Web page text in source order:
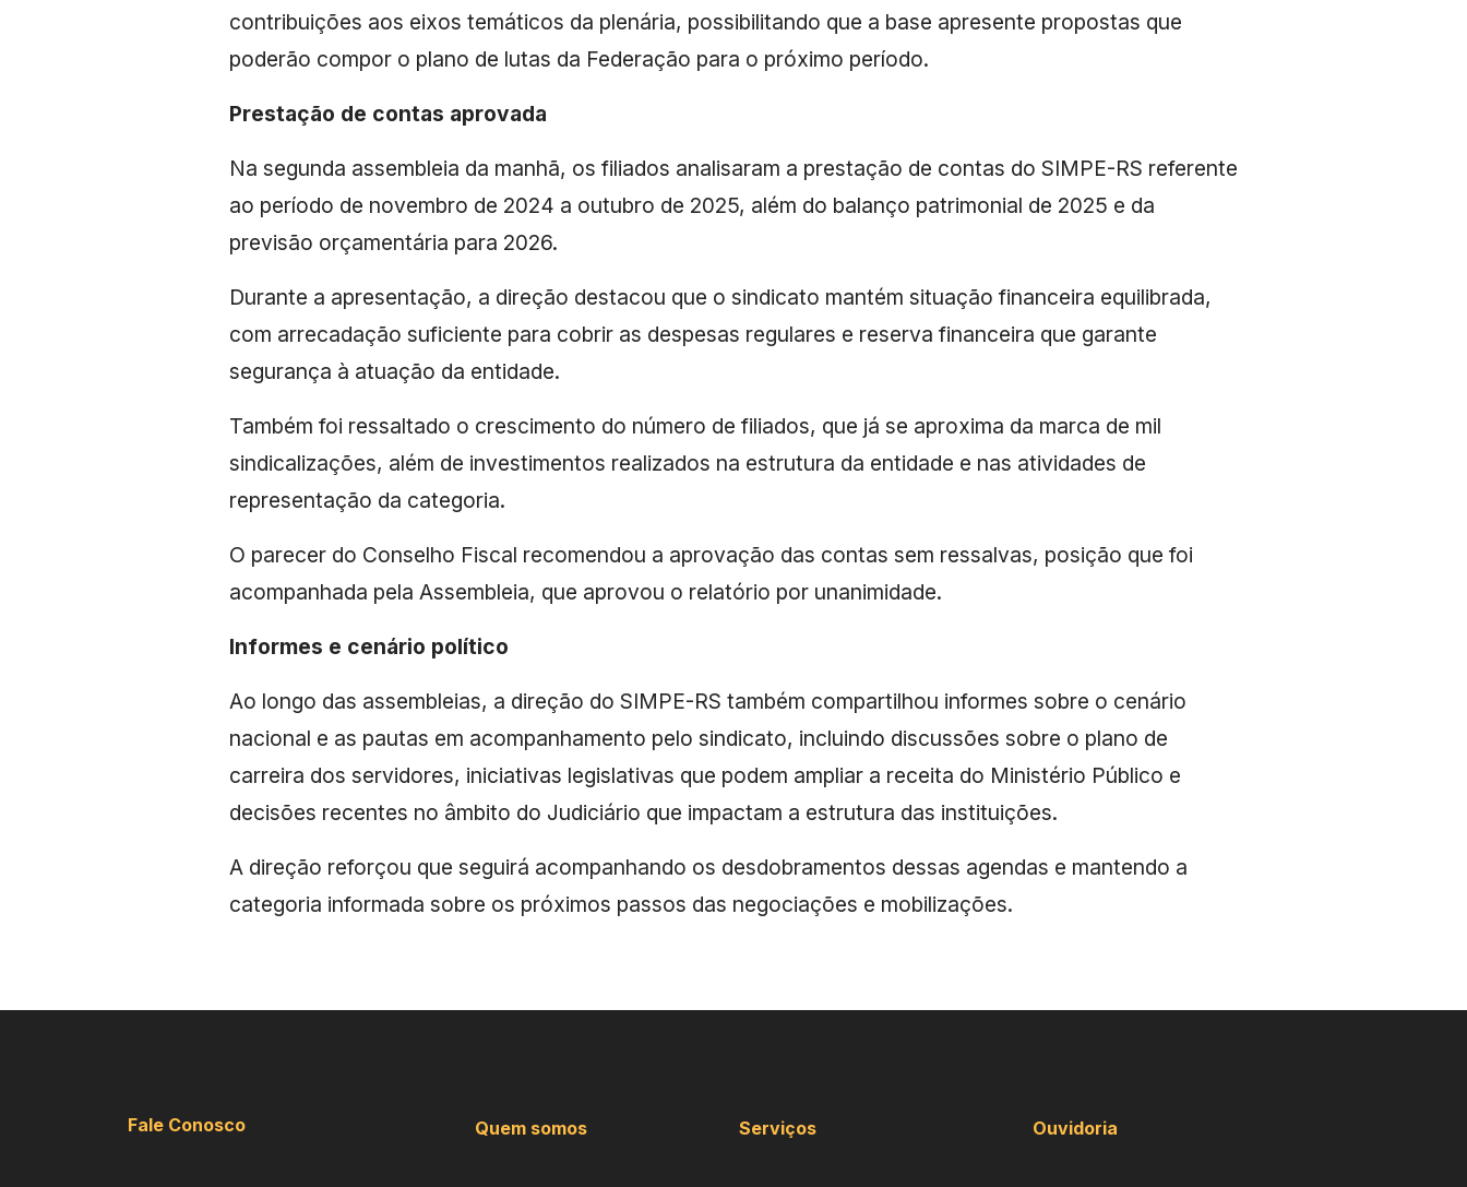
contribuições aos eixos temáticos da plenária, possibilitando que a base apresente propostas que
poderão compor o plano de lutas da Federação para o próximo período.
Prestação de contas aprovada
Na segunda assembleia da manhã, os filiados analisaram a prestação de contas do SIMPE-RS referente
ao período de novembro de 2024 a outubro de 2025, além do balanço patrimonial de 2025 e da
previsão orçamentária para 2026.
Durante a apresentação, a direção destacou que o sindicato mantém situação financeira equilibrada,
com arrecadação suficiente para cobrir as despesas regulares e reserva financeira que garante
segurança à atuação da entidade.
Também foi ressaltado o crescimento do número de filiados, que já se aproxima da marca de mil
sindicalizações, além de investimentos realizados na estrutura da entidade e nas atividades de
representação da categoria.
O parecer do Conselho Fiscal recomendou a aprovação das contas sem ressalvas, posição que foi
acompanhada pela Assembleia, que aprovou o relatório por unanimidade.
Informes e cenário político
Ao longo das assembleias, a direção do SIMPE-RS também compartilhou informes sobre o cenário
nacional e as pautas em acompanhamento pelo sindicato, incluindo discussões sobre o plano de
carreira dos servidores, iniciativas legislativas que podem ampliar a receita do Ministério Público e
decisões recentes no âmbito do Judiciário que impactam a estrutura das instituições.
A direção reforçou que seguirá acompanhando os desdobramentos dessas agendas e mantendo a
categoria informada sobre os próximos passos das negociações e mobilizações.
Fale Conosco Quem somos Serviços Ouvidoria